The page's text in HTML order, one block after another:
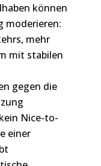
können
moderieren:
mehr
mit stabilen
gegen die
Nice-to-
einer